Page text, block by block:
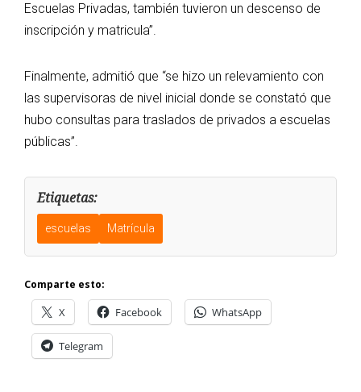
Escuelas Privadas, también tuvieron un descenso de
inscripción y matricula”.
Finalmente, admitió que “se hizo un relevamiento con
las supervisoras de nivel inicial donde se constató que
hubo consultas para traslados de privados a escuelas
públicas”.
Etiquetas:
escuelas Matrícula
Comparte esto:
X Facebook WhatsApp
Telegram